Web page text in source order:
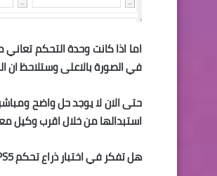
اما اذا كانت وحدة التحكم
في الصورة بالاعلى وستلاحظ ان
استبدالها من خلال اقرب وكيل
هل تفكر في اختبار ذراع تحكم PS5 الخاصة بك ؟